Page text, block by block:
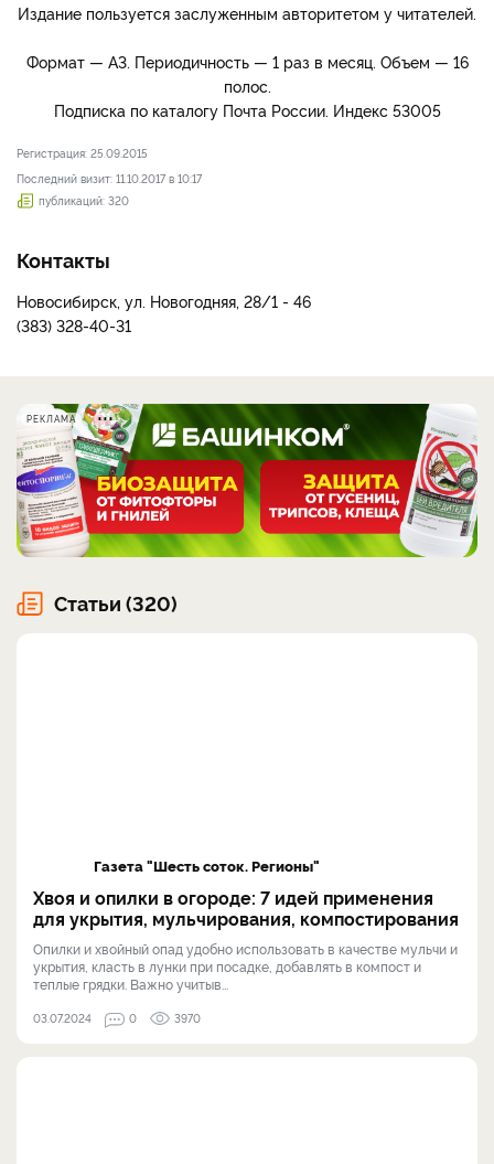
Издание пользуется заслуженным авторитетом у читателей.
Формат — А3. Периодичность — 1 раз в месяц. Объем — 16
полос.
Подписка по каталогу Почта России. Индекс 53005
Регистрация: 25.09.2015
Последний визит: 11.10.2017 в 10:17
публикаций: 320
Контакты
Новосибирск, ул. Новогодняя, 28/1 - 46
(383) 328-40-31
РЕКЛАМА
Статьи (320)
Газета "Шесть соток. Регионы"
Хвоя и опилки в огороде: 7 идей применения
для укрытия, мульчирования, компостирования
Опилки и хвойный опад удобно использовать в качестве мульчи и
укрытия, класть в лунки при посадке, добавлять в компост и
теплые грядки. Важно учитыв...
03.07.2024 0 3970